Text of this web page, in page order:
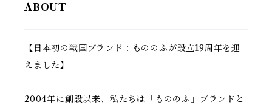
ABOUT
【日本初の戦国ブランド：もののふが設立19周年を迎
えました】
2004年に創設以来、私たちは「もののふ」ブランドと